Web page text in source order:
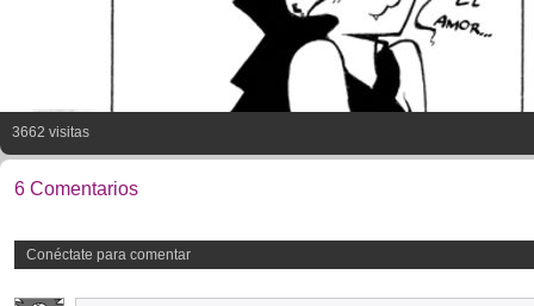
3662 visitas
6 Comentarios
Conéctate para comentar